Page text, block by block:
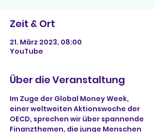
Zeit & Ort
21. März 2023, 08:00
YouTube
Über die Veranstaltung
Im Zuge der Global Money Week,
einer weltweiten Aktionswoche der
OECD, sprechen wir über spannende
Finanzthemen, die junge Menschen